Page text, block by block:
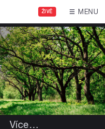
ŽIVĚ MENU
Více…